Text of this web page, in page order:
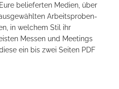
belieferten Medien, über
Arbeitsproben-
in welchem Stil ihr
Messen und Meetings
ein bis zwei Seiten PDF